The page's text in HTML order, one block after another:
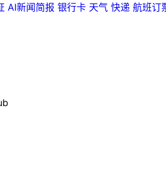
AI新闻简报 银行卡 天气 快递 航班订